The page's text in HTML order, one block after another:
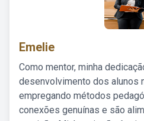
Emelie
Como mentor, minha
desenvolvimento dos alunos
empregando métodos
conexões genuínas e são